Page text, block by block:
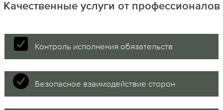
Качественные услуги от профессионалов
Контроль исполнения обязательств
Безопасное взаимодействие сторон